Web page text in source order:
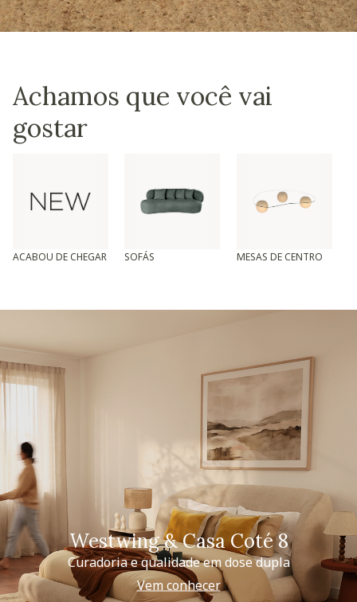
Achamos que você vai
gostar
ACABOU DE CHEGAR SOFÁS MESAS DE CENTRO
Westwing & Casa Coté 8
Curadoria e qualidade em dose dupla
Vem conhecer